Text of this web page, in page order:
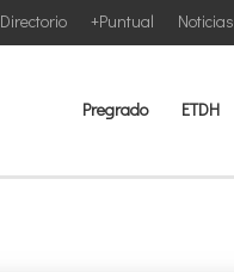
Noticias
+Puntual
Directorio
Pregrado ETDH